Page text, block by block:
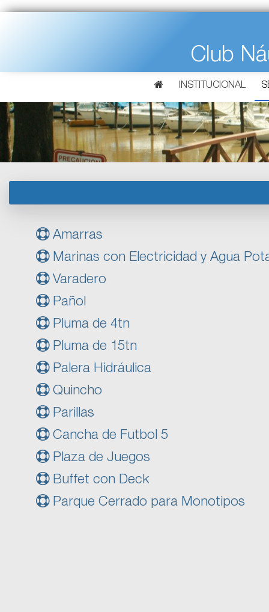
Club
INSTITUCIONAL
Amarras
Marinas con Electricidad y Agua
Varadero
Pañol
Pluma de 4tn
Pluma de 15tn
Palera Hidráulica
Quincho
Parillas
Cancha de Futbol 5
Plaza de Juegos
Buffet con Deck
Parque Cerrado para Monotipos